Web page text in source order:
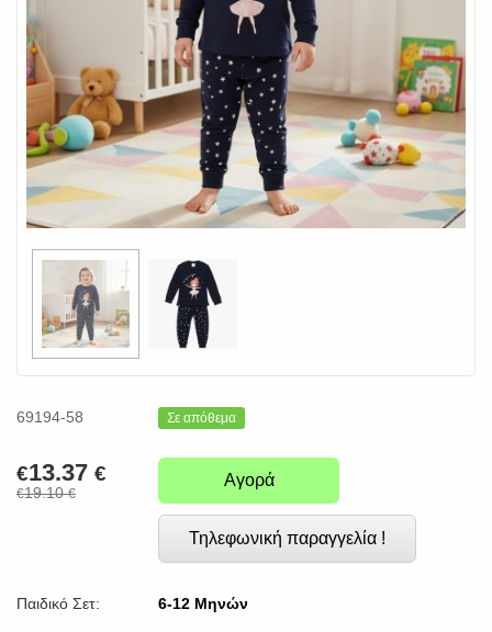
69194-58 Σε απόθεμα
€13.37 €
€19.10€
Αγορά
Τηλεφωνική παραγγελία !
Παιδικό Σετ: 6-12 Μηνών